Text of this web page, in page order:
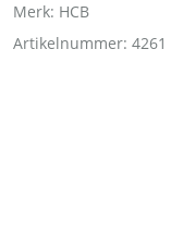
Merk: HCB
Artikelnummer: 4261